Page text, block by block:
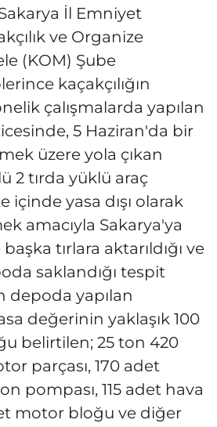
İl Emniyet
ve Organize
(KOM) Şube
kaçakçılığın
çalışmalarda yapılan
5 Haziran'da bir
üzere yola çıkan
2 tırda yüklü araç
içinde yasa dışı olarak
amacıyla Sakarya'ya
tırlara aktarıldığı ve
saklandığı tespit
depoda yapılan
değerinin yaklaşık 100
belirtilen; 25 ton 420
parçası, 170 adet
pompası, 115 adet hava
motor bloğu ve diğer